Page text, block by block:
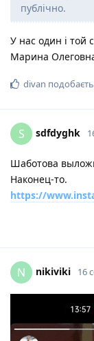
публічно.
У нас один і той
Марина Олеговна
divan
S sdfdyghk
Шаботова
Наконец-то.
https://
N nikiviki 16